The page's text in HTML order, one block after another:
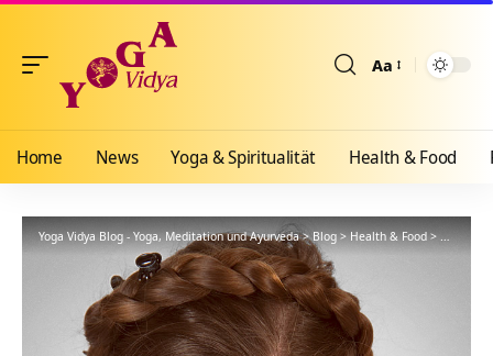
Aa
Home News Yoga & Spiritualität Health & Food
Yoga Vidya Blog - Yoga, Meditation und Ayurveda> Blog>Health & Food>Ayurveda